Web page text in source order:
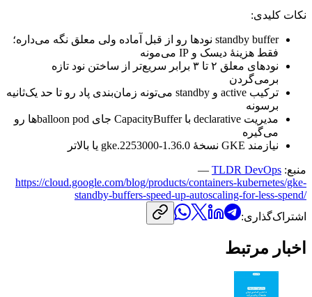
نکات کلیدی:
standby buffer نودها رو از قبل آماده ولی معلق نگه می‌داره؛
فقط هزینهٔ دیسک و IP می‌مونه
نودهای معلق ۲ تا ۳ برابر سریع‌تر از ساختن نود تازه
برمی‌گردن
ترکیب active و standby می‌تونه زمان‌بندی پاد رو تا حد یک‌ثانیه
برسونه
مدیریت declarative با CapacityBuffer جای balloon podها رو
می‌گیره
نیازمند GKE نسخهٔ 1.36.0-
gke.2253000 یا بالاتر
منبع: TLDR DevOps
—
https://cloud.google.com/blog/products/containers-kubernetes/gke-
standby-buffers-speed-up-autoscaling-for-less-spend/
اشتراک‌گذاری:
اخبار مرتبط